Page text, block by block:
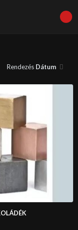
Rendezés Dátum